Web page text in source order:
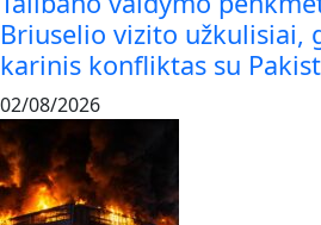
Briuselio vizito užkulisiai,
karinis konfliktas su
02/08/2026